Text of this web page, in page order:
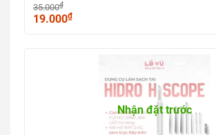
35.000₫
19.000₫
Nhận đặt trước